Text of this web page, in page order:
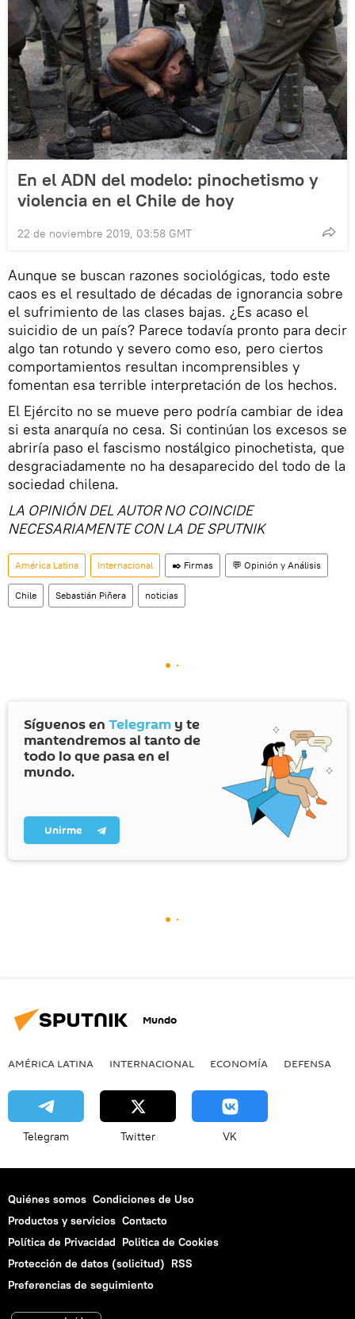
En el ADN del modelo: pinochetismo y
violencia en el Chile de hoy
22 de noviembre 2019, 03:58 GMT
Aunque se buscan razones sociológicas, todo este
caos es el resultado de décadas de ignorancia sobre
el sufrimiento de las clases bajas. ¿Es acaso el
suicidio de un país? Parece todavía pronto para decir
algo tan rotundo y severo como eso, pero ciertos
comportamientos resultan incomprensibles y
fomentan esa terrible interpretación de los hechos.
​El Ejército no se mueve pero podría cambiar de idea
si esta anarquía no cesa. Si continúan los excesos se
abriría paso el fascismo nostálgico pinochetista, que
desgraciadamente no ha desaparecido del todo de la
sociedad chilena.
LA OPINIÓN DEL AUTOR NO COINCIDE
NECESARIAMENTE CON LA DE SPUTNIK
América Latina Internacional ✒️ Firmas 💬 Opinión y Análisis
Chile Sebastián Piñera noticias
Síguenos en Telegram y te
mantendremos al tanto de
todo lo que pasa en el
mundo.
Unirme
Mundo
AMÉRICA LATINA INTERNACIONAL ECONOMÍA DEFENSA
Telegram Twitter VK
Quiénes somos Condiciones de Uso
Productos y servicios Contacto
Política de Privacidad Politica de Cookies
Protección de datos (solicitud) RSS
Preferencias de seguimiento